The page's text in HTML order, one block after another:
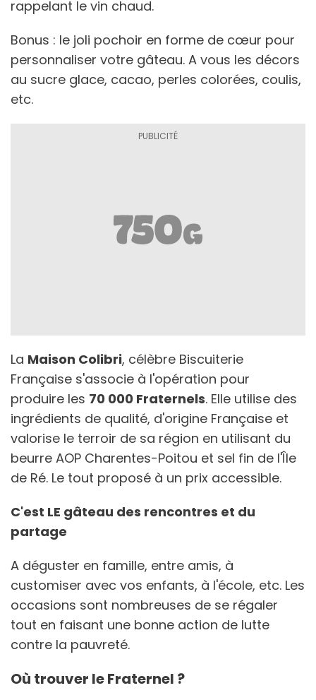
rappelant le vin chaud.
Bonus : le joli pochoir en forme de cœur pour
personnaliser votre gâteau. A vous les décors
au sucre glace, cacao, perles colorées, coulis,
etc.
La Maison Colibri, célèbre Biscuiterie
Française s'associe à l'opération pour
produire les 70 000 Fraternels. Elle utilise des
ingrédients de qualité, d'origine Française et
valorise le terroir de sa région en utilisant du
beurre AOP Charentes-Poitou et sel fin de l'Île
de Ré. Le tout proposé à un prix accessible.
C'est LE gâteau des rencontres et du
partage
A déguster en famille, entre amis, à
customiser avec vos enfants, à l'école, etc. Les
occasions sont nombreuses de se régaler
tout en faisant une bonne action de lutte
contre la pauvreté.
Où trouver le Fraternel ?